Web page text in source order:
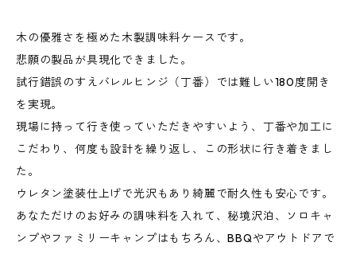
木の優雅さを極めた木製調味料ケースです。
悲願の製品が具現化できました。
試行錯誤のすえバレルヒンジ（丁番）では難しい180度開き
を実現。
現場に持って行き使っていただきやすいよう、丁番や加工に
こだわり、何度も設計を繰り返し、この形状に行き着きまし
た。
ウレタン塗装仕上げで光沢もあり綺麗で耐久性も安心です。
あなただけのお好みの調味料を入れて、秘境沢泊、ソロキャ
ンプやファミリーキャンプはもちろん、BBQやアウトドアで